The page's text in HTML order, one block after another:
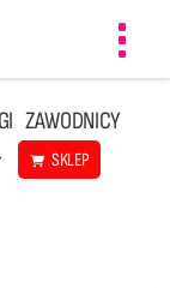
ZAWODNICY
SKLEP